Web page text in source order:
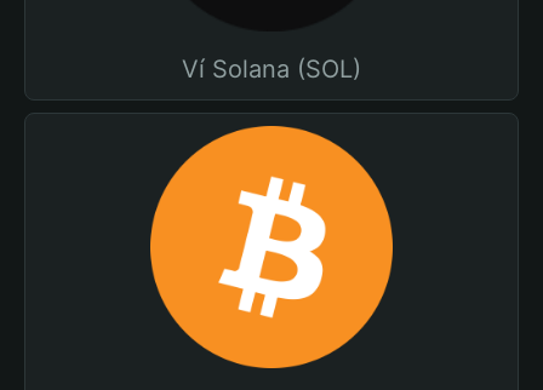
Ví Solana (SOL)